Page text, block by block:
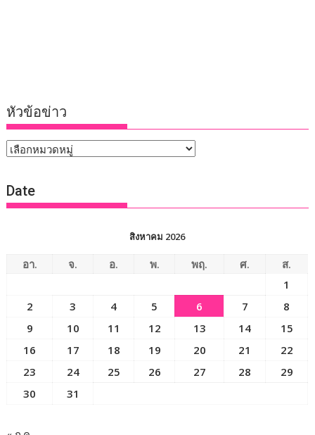
หัวข้อข่าว
หัวข้อ
Date
สิงหาคม 2026
อา. จ. อ. พ. พฤ. ศ.
ส.
1
2
3 4 5 6 7
8
9
10 11 12 13 14
15
16
17 18 19 20 21
22
23
24 25 26 27 28
29
30
31